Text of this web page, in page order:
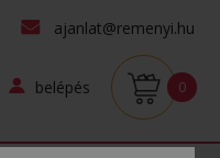
ajanlat@remenyi.hu
belépés 0